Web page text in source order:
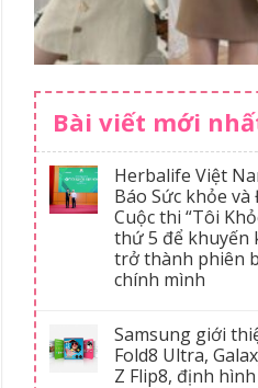
Bài viết mới
Herbalife Việt
Báo Sức khỏe
Cuộc thi “Tôi
thứ 5 để khuyến
trở thành phiên
chính mình
Samsung giới
Fold8 Ultra,
Z Flip8, định